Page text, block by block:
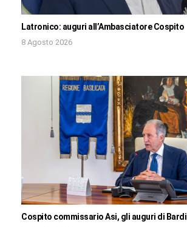
Latronico: auguri all’Ambasciatore Cospito
8 Agosto 2026
Cospito commissario Asi, gli auguri di Bardi